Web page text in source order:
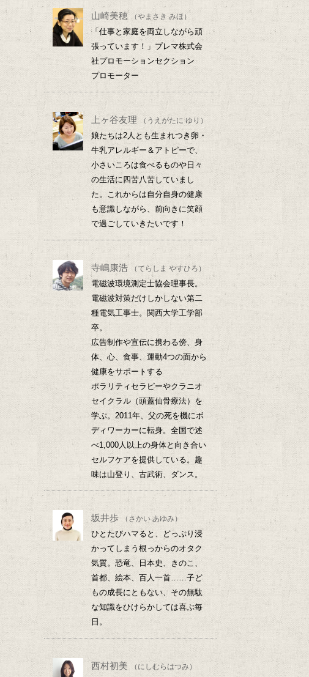
山崎美穂 （やまさき みほ）
「仕事と家庭を両立しながら頑
張っています！」プレマ株式会
社プロモーションセクション
プロモーター
上ヶ谷友理 （うえがたに ゆり）
娘たちは2人とも生まれつき卵・
牛乳アレルギー＆アトピーで、
小さいころは食べるものや日々
の生活に四苦八苦していまし
た。これからは自分自身の健康
も意識しながら、前向きに笑顔
で過ごしていきたいです！
寺嶋康浩 （てらしま やすひろ）
電磁波環境測定士協会理事長。
電磁波対策だけしかしない第二
種電気工事士。関西大学工学部
卒。
広告制作や宣伝に携わる傍、身
体、心、食事、運動4つの面から
健康をサポートする
ポラリティセラピーやクラニオ
セイクラル（頭蓋仙骨療法）を
学ぶ。2011年、父の死を機にボ
ディワーカーに転身。全国で述
べ1,000人以上の身体と向き合い
セルフケアを提供している。趣
味は山登り、古武術、ダンス。
坂井歩 （さかい あゆみ）
ひとたびハマると、どっぷり浸
かってしまう根っからのオタク
気質。恐竜、日本史、きのこ、
首都、絵本、百人一首……子ど
もの成長にともない、その無駄
な知識をひけらかしては喜ぶ毎
日。
西村初美 （にしむらはつみ）